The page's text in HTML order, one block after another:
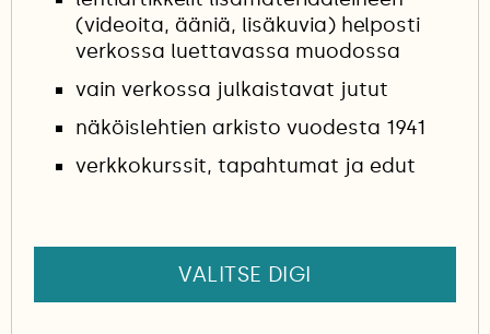
(videoita, ääniä, lisäkuvia) helposti
verkossa luettavassa muodossa
vain verkossa julkaistavat jutut
näköislehtien arkisto vuodesta 1941
verkkokurssit, tapahtumat ja edut
VALITSE DIGI